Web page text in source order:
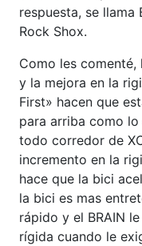
respuesta, se
Rock Shox.
Como les
y la mejora en la
First» hacen que
para arriba como
todo corredor de
incremento en la
hace que la bici
la bici es mas
rápido y el BRAIN
rígida cuando le